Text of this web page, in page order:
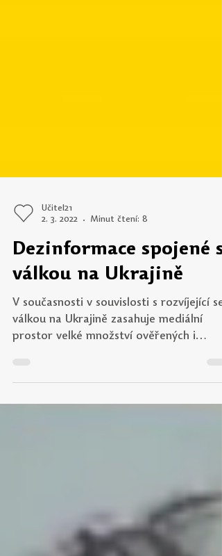
Učitel21
2. 3. 2022
Minut čtení: 8
Dezinformace spojené s
válkou na Ukrajině
V současnosti v souvislosti s rozvíjející se
neověřených...